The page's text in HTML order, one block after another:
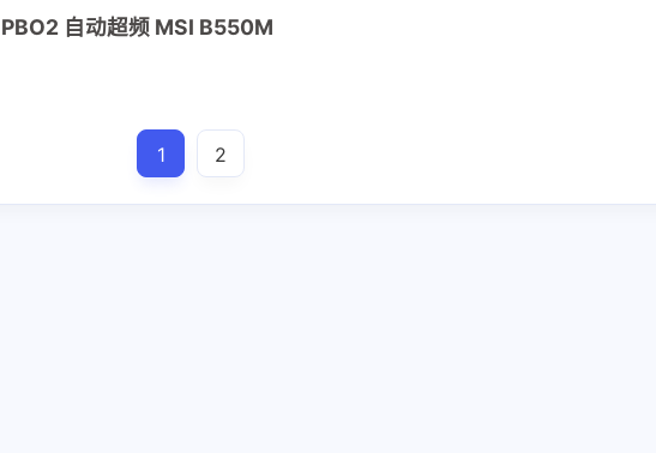
装机 超频 配置单 金砖
自动超频 MSI B550M
1 2